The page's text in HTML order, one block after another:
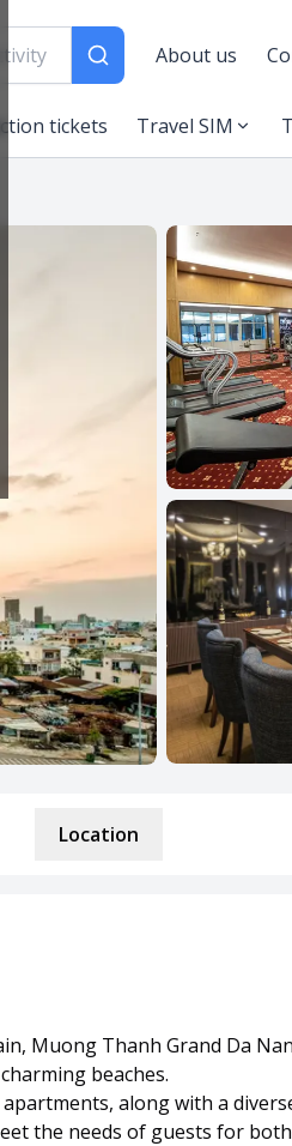
About us
tickets Travel SIM
Location
Muong Thanh Grand Da
beaches.
along with a
the needs of guests for